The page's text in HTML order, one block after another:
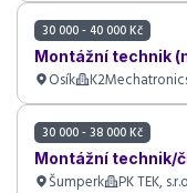
30 000 - 40 000 Kč
Montážní technik
Osík
30 000 - 38 000 Kč
Montážní technik/
Šumperk PK TEK,